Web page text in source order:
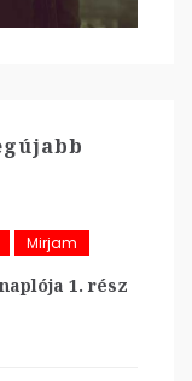
Mirjam
1. rész